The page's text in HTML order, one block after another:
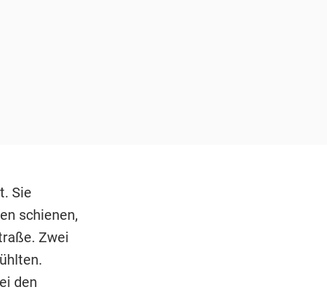
Sie
schienen,
Zwei
den